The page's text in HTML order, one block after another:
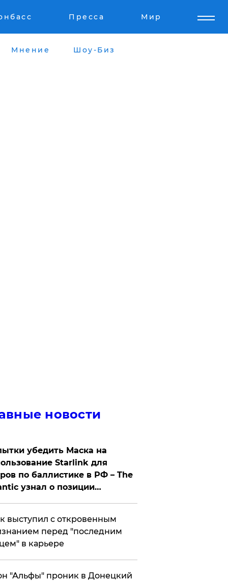
Пресса Мир
Мнение Шоу-Биз
новости
убедить Маска на
Starlink для
по баллистике в РФ – The
узнал о позиции
выступил с откровенным
перед "последним
в карьере
"Альфы" проник в Донецкий